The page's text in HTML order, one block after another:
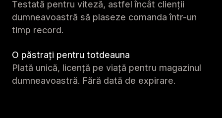
Testată pentru viteză, astfel încât clienții
dumneavoastră să plaseze comanda într-un
timp record.
O păstrați pentru totdeauna
Plată unică, licență pe viață pentru magazinul
dumneavoastră. Fără dată de expirare.